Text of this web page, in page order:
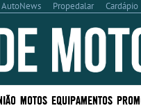
AutoNews Propedalar Cardápio
MOTOS EQUIPAMENTOS